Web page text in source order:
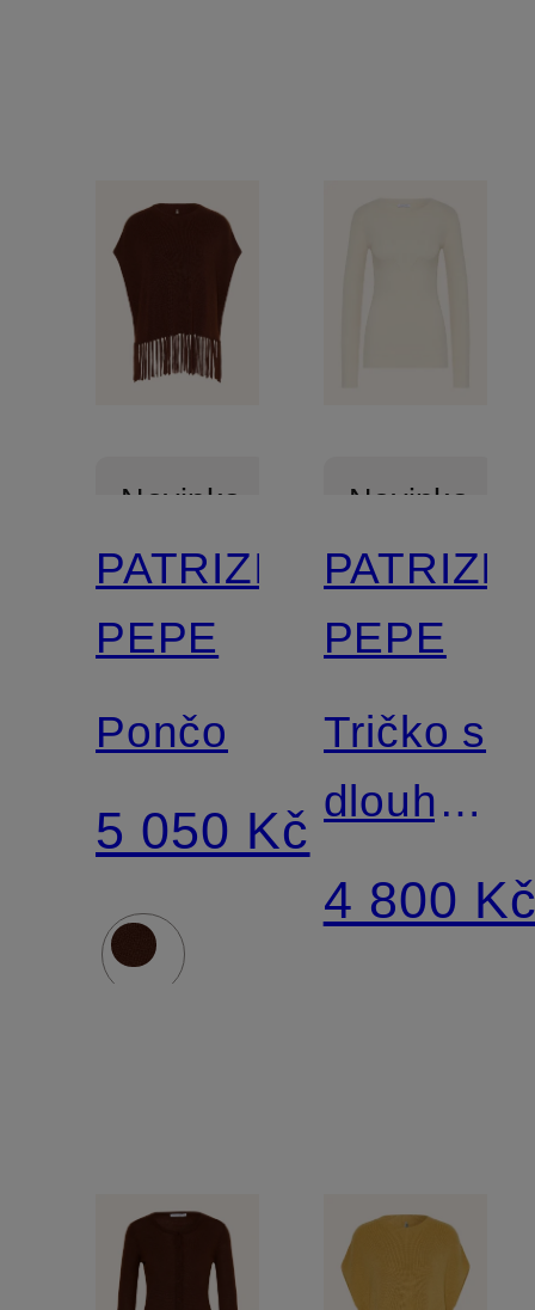
Novinka
PATRIZIA
PEPE
Pončo
5 050 Kč
Novinka
PATRIZIA
PEPE
Tričko s
dlouhým
rukávem
4 800